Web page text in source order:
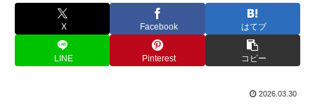
X Facebook はてブ
LINE Pinterest コピー
2026.03.30